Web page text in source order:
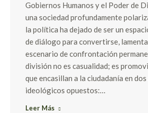
Gobiernos Humanos y el Poder de
una sociedad profundamente
la política ha dejado de ser un
de diálogo para convertirse,
escenario de confrontación
división no es casualidad; es
que encasillan a la ciudadanía en
ideológicos opuestos:…
Leer Más